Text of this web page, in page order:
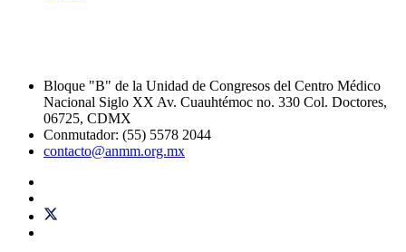
Bloque "B" de la Unidad de Congresos del Centro Médico
Nacional Siglo XX Av. Cuauhtémoc no. 330 Col. Doctores,
06725, CDMX
Conmutador: (55) 5578 2044
contacto@anmm.org.mx